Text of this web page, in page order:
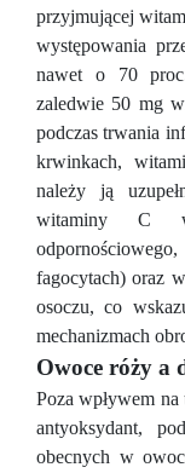
przyjmującej
występowania
nawet o 70
zaledwie 50 mg
podczas trwania
krwinkach,
należy ją
witaminy C w
fagocytach) oraz
osoczu, co
mechanizmach
Owoce róży a
Poza wpływem
antyoksydant,
obecnych w